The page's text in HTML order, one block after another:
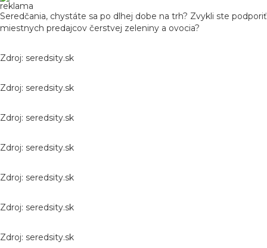
reklama
Seredčania, chystáte sa po dlhej dobe na trh? Zvykli ste podporiť
miestnych predajcov čerstvej zeleniny a ovocia?
Zdroj: seredsity.sk
Zdroj: seredsity.sk
Zdroj: seredsity.sk
Zdroj: seredsity.sk
Zdroj: seredsity.sk
Zdroj: seredsity.sk
Zdroj: seredsity.sk